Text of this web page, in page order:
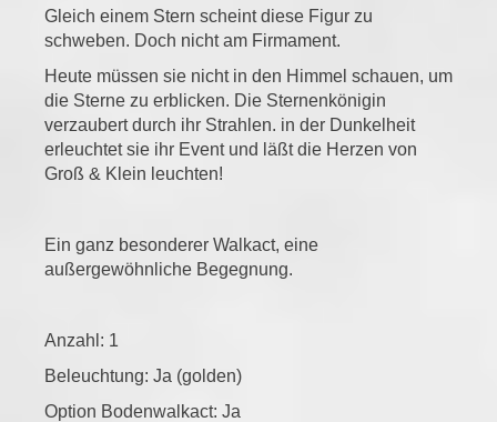
Gleich einem Stern scheint diese Figur zu
schweben. Doch nicht am Firmament.
Heute müssen sie nicht in den Himmel schauen, um
die Sterne zu erblicken. Die Sternenkönigin
verzaubert durch ihr Strahlen. in der Dunkelheit
erleuchtet sie ihr Event und läßt die Herzen von
Groß & Klein leuchten!
Ein ganz besonderer Walkact, eine
außergewöhnliche Begegnung.
Anzahl: 1
Beleuchtung: Ja (golden)
Option Bodenwalkact: Ja